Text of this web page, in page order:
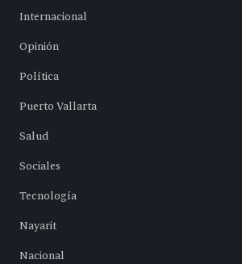
Internacional
Opinión
Política
Puerto Vallarta
Salud
Sociales
Tecnología
Nayarit
Nacional